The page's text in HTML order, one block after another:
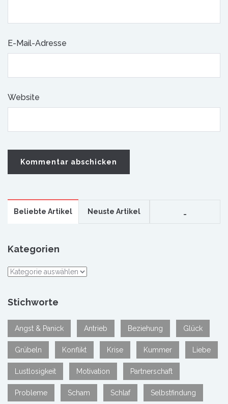
E-Mail-Adresse
Website
Beliebte Artikel Neuste Artikel
Kategorien
Kategorien
Stichworte
Angst & Panick Antrieb Beziehung Glück
Grübeln Konflikt Krise Kummer Liebe
Lustlosigkeit Motivation Partnerschaft
Probleme Scham Schlaf Selbstfindung